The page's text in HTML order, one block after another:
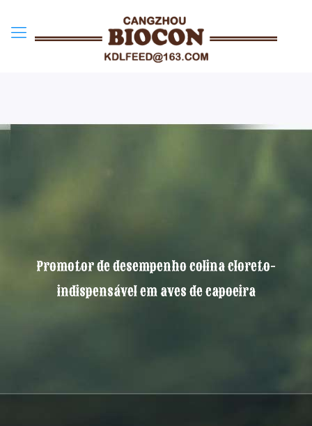
Promotor de desempenho colina cloreto-
indispensável em aves de capoeira